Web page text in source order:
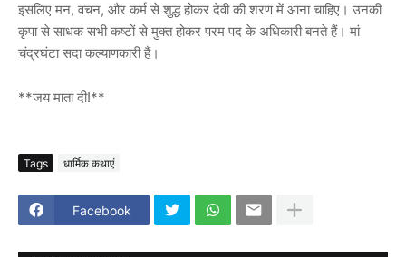
इसलिए मन, वचन, और कर्म से शुद्ध होकर देवी की शरण में आना चाहिए। उनकी
कृपा से साधक सभी कष्टों से मुक्त होकर परम पद के अधिकारी बनते हैं। मां
चंद्रघंटा सदा कल्याणकारी हैं।
**जय माता दी!**
Tags धार्मिक कथाएं
Facebook